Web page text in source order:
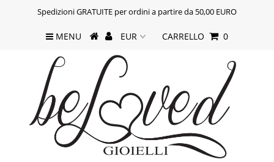
Spedizioni GRATUITE per ordini a partire da 50,00 EURO
MENU CARRELLO 0